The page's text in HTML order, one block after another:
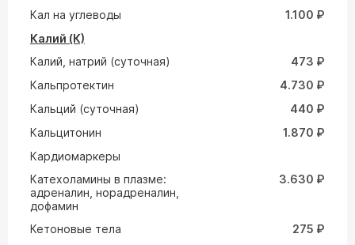
Кал на углеводы
1.100 ₽
Калий (К)
Калий, натрий (суточная)
473 ₽
Кальпротектин
4.730 ₽
Кальций (суточная)
440 ₽
Кальцитонин
1.870 ₽
Кардиомаркеры
Катехоламины в плазме:
адреналин, норадреналин,
дофамин
3.630 ₽
Кетоновые тела
275 ₽